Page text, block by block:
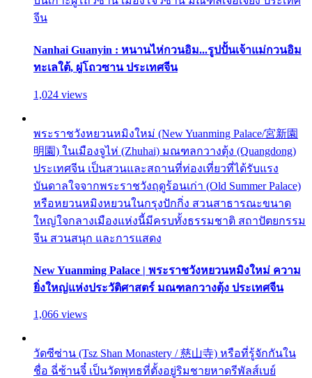
จีน
Nanhai Guanyin : หนานไห่กวนอิม...รูปปั้นเจ้าแม่กวนอิม
ทะเลใต้, ผู่โถวซาน ประเทศจีน
1,024 views
พระราชวังหยวนหมิงใหม่ (New Yuanming Palace/宮新園
明園) ในเมืองจูไห่ (Zhuhai) มณฑลกวางตุ้ง (Quangdong)
ประเทศจีน เป็นสวนและสถานที่ท่องเที่ยวที่ได้รับแรง
บันดาลใจจากพระราชวังฤดูร้อนเก่า (Old Summer Palace)
หรือหยวนหมิงหยวนในกรุงปักกิ่ง สวนสาธารณะขนาด
ใหญ่ใจกลางเมืองแห่งนี้มีครบทั้งธรรมชาติ สถาปัตยกรรม
จีน สวนสนุก และการแสดง
New Yuanming Palace | พระราชวังหยวนหมิงใหม่ ความ
ยิ่งใหญ่แห่งประวัติศาสตร์ มณฑลกวางตุ้ง ประเทศจีน
1,066 views
วัดซีซ่าน (Tsz Shan Monastery / 慈山寺) หรือที่รู้จักกันใน
ชื่อ ฉี่ซ้านจี๋ เป็นวัดพุทธที่ตั้งอยู่ริมชายหาดรีพัลส์เบย์